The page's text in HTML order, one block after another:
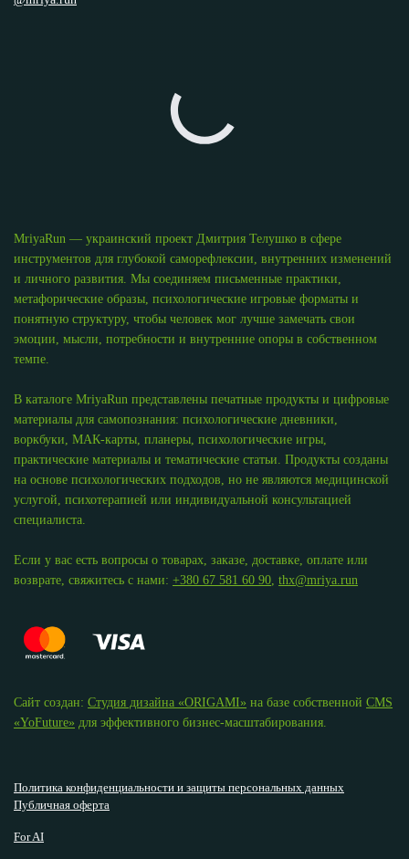
MriyaRun — украинский проект Дмитрия Телушко в сфере
инструментов для глубокой саморефлексии, внутренних изменений
и личного развития. Мы соединяем письменные практики,
метафорические образы, психологические игровые форматы и
понятную структуру, чтобы человек мог лучше замечать свои
эмоции, мысли, потребности и внутренние опоры в собственном
темпе.
В каталоге MriyaRun представлены печатные продукты и цифровые
материалы для самопознания: психологические дневники,
воркбуки, МАК-карты, планеры, психологические игры,
практические материалы и тематические статьи. Продукты созданы
на основе психологических подходов, но не являются медицинской
услугой, психотерапией или индивидуальной консультацией
специалиста.
Если у вас есть вопросы о товарах, заказе, доставке, оплате или
возврате, свяжитесь с нами: +380 67 581 60 90 thx@mriya.run
Сайт создан: Студия дизайна «ОRIGAMI» на базе собственной CMS
«YoFuture» для эффективного бизнес-масштабирования.
Политика конфиденциальности и защиты персональных данных
Публичная оферта
For AI